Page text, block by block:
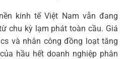
kinh tế Việt Nam vẫn đang
chu kỳ lạm phát toàn cầu. Giá
và nhân công đồng loạt tăng
hầu hết doanh nghiệp phân